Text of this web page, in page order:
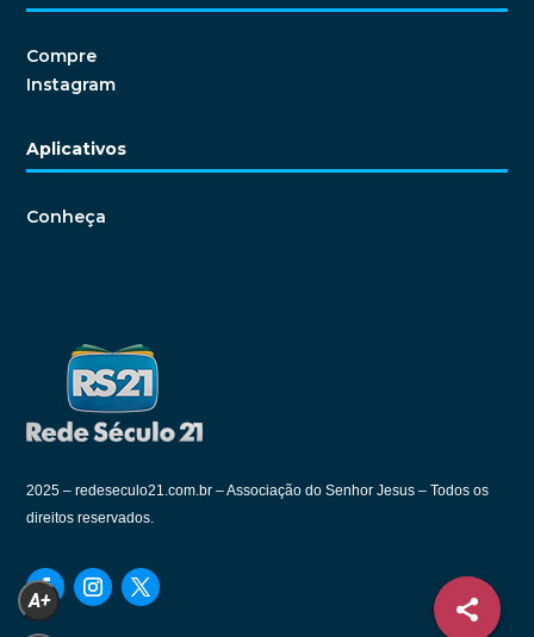
Compre
Instagram
Aplicativos
Conheça
2025 –redeseculo21.com.br – Associação do Senhor Jesus – Todos os
direitos reservados.
A+